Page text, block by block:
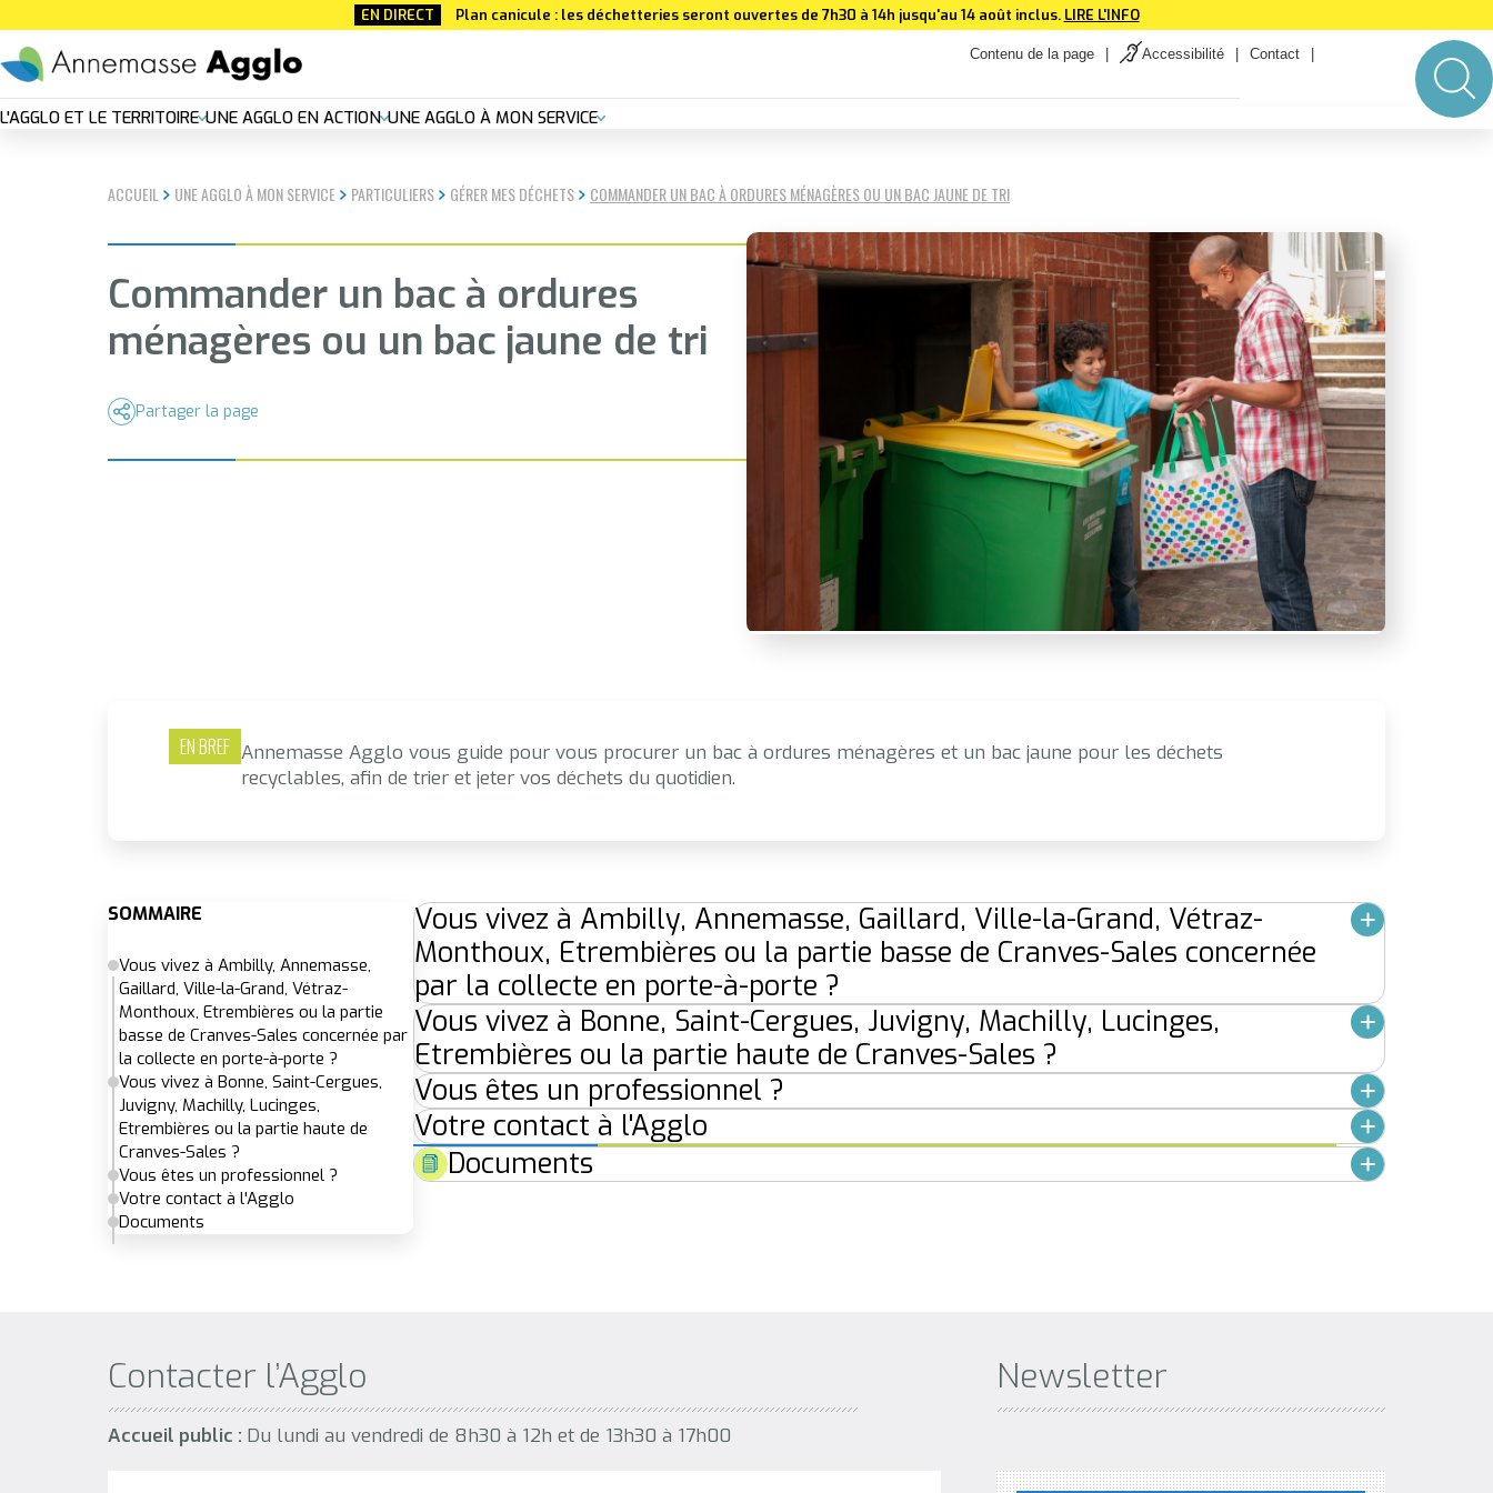
au
contenu
principal
EN DIRECT Plan canicule : les déchetteries seront ouvertes de 7h30 à 14h jusqu'au 14 août inclus. LIRE L'INFO
Contenu de la page Accessibilité Contact
Nouvelle
navigation
L'AGGLO ET LE TERRITOIRE UNE AGGLO EN ACTION UNE AGGLO À MON SERVICE
ACCUEIL UNE AGGLO À MON SERVICE PARTICULIERS GÉRER MES DÉCHETS COMMANDER UN BAC À ORDURES MÉNAGÈRES OU UN BAC JAUNE DE TRI
Commander un bac à ordures
ménagères ou un bac jaune de tri
Partager la page
EN BREF Annemasse Agglo vous guide pour vous procurer un bac à ordures ménagères et un bac jaune pour les déchets
recyclables, afin de trier et jeter vos déchets du quotidien.
SOMMAIRE
Vous vivez à Ambilly, Annemasse,
Gaillard, Ville-la-Grand, Vétraz-
Monthoux, Etrembières ou la partie
basse de Cranves-Sales concernée par
la collecte en porte-à-porte ?
Vous vivez à Bonne, Saint-Cergues,
Juvigny, Machilly, Lucinges,
Etrembières ou la partie haute de
Cranves-Sales ?
Vous êtes un professionnel ?
Votre contact à l'Agglo
Documents
Vous vivez à Ambilly, Annemasse, Gaillard, Ville-la-Grand, Vétraz-
Monthoux, Etrembières ou la partie basse de Cranves-Sales concernée
par la collecte en porte-à-porte ?
Vous vivez à Bonne, Saint-Cergues, Juvigny, Machilly, Lucinges,
Etrembières ou la partie haute de Cranves-Sales ?
Vous êtes un professionnel ?
Votre contact à l'Agglo
Documents
Contacter l’Agglo Newsletter
Accueil public : Du lundi au vendredi de 8h30 à 12h et de 13h30 à 17h00